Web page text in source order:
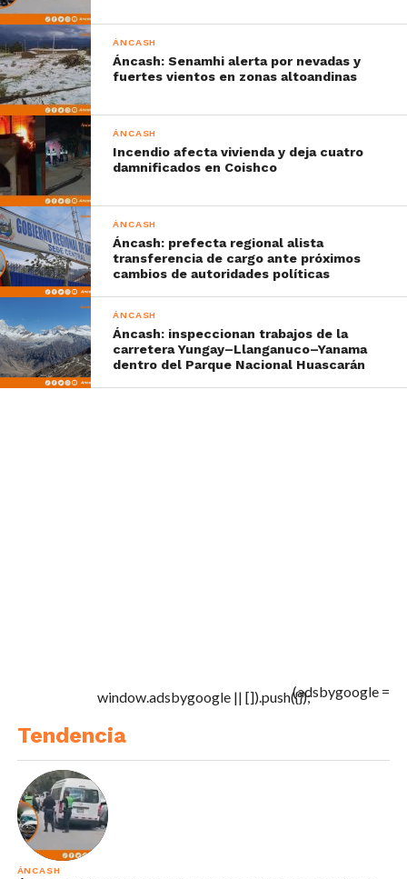
ÁNCASH
Áncash: Senamhi alerta por nevadas y
fuertes vientos en zonas altoandinas
ÁNCASH
Incendio afecta vivienda y deja cuatro
damnificados en Coishco
ÁNCASH
Áncash: prefecta regional alista
transferencia de cargo ante próximos
cambios de autoridades políticas
ÁNCASH
Áncash: inspeccionan trabajos de la
carretera Yungay–Llanganuco–Yanama
dentro del Parque Nacional Huascarán
(adsbygoogle =
window.adsbygoogle || []).push({});
Tendencia
ÁNCASH